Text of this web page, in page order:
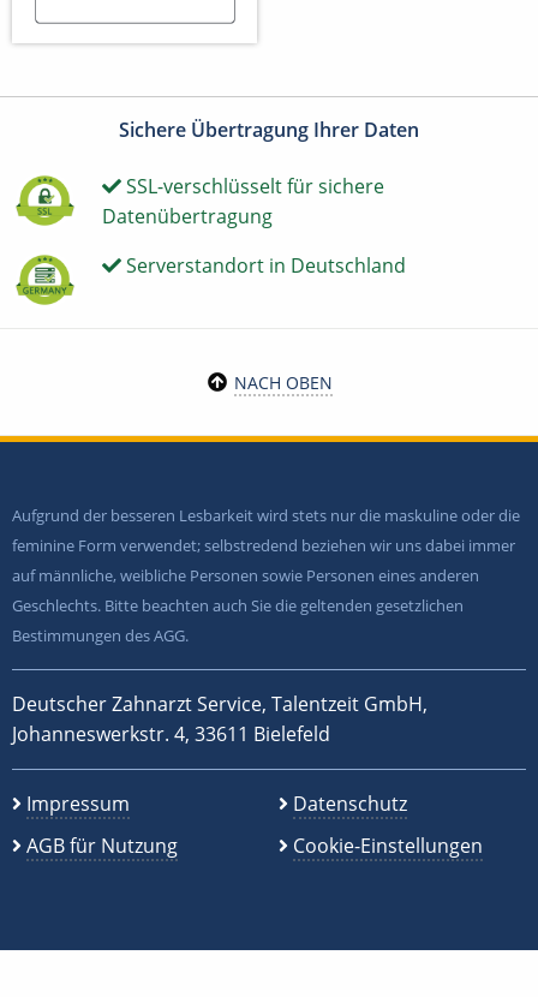
Sichere Übertragung Ihrer Daten
SSL-verschlüsselt für sichere
Datenübertragung
Serverstandort in Deutschland
NACH OBEN
Aufgrund der besseren Lesbarkeit wird stets nur die maskuline oder die
feminine Form verwendet; selbstredend beziehen wir uns dabei immer
auf männliche, weibliche Personen sowie Personen eines anderen
Geschlechts. Bitte beachten auch Sie die geltenden gesetzlichen
Bestimmungen des AGG.
Deutscher Zahnarzt Service, Talentzeit GmbH,
Johanneswerkstr. 4, 33611 Bielefeld
Impressum
AGB für Nutzung
Datenschutz
Cookie-Einstellungen